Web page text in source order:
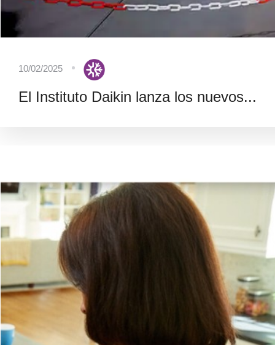
10/02/2025
El Instituto Daikin lanza los nuevos...